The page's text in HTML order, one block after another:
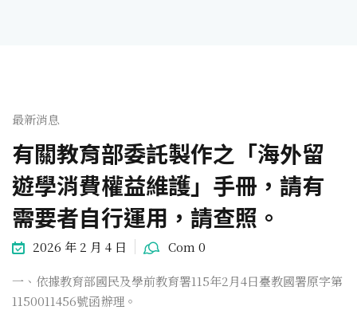
最新消息
有關教育部委託製作之「海外留
遊學消費權益維護」手冊，請有
需要者自行運用，請查照。
2026 年 2 月 4 日 Com 0
一、依據教育部國民及學前教育署115年2月4日臺教國署原字第
1150011456號函辦理。